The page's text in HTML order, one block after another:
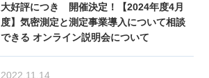
大好評につき 開催決定！【2024年度4月
度】気密測定と測定事業導入について相談
できる オンライン説明会について
2022.11.14